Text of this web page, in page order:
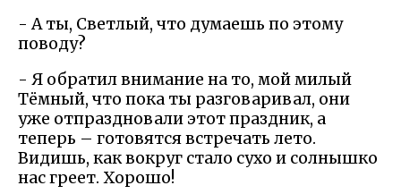
- А ты, Светлый, что думаешь по этому
поводу?
- Я обратил внимание на то, мой милый
Тёмный, что пока ты разговаривал, они
уже отпраздновали этот праздник, а
теперь – готовятся встречать лето.
Видишь, как вокруг стало сухо и солнышко
нас греет. Хорошо!